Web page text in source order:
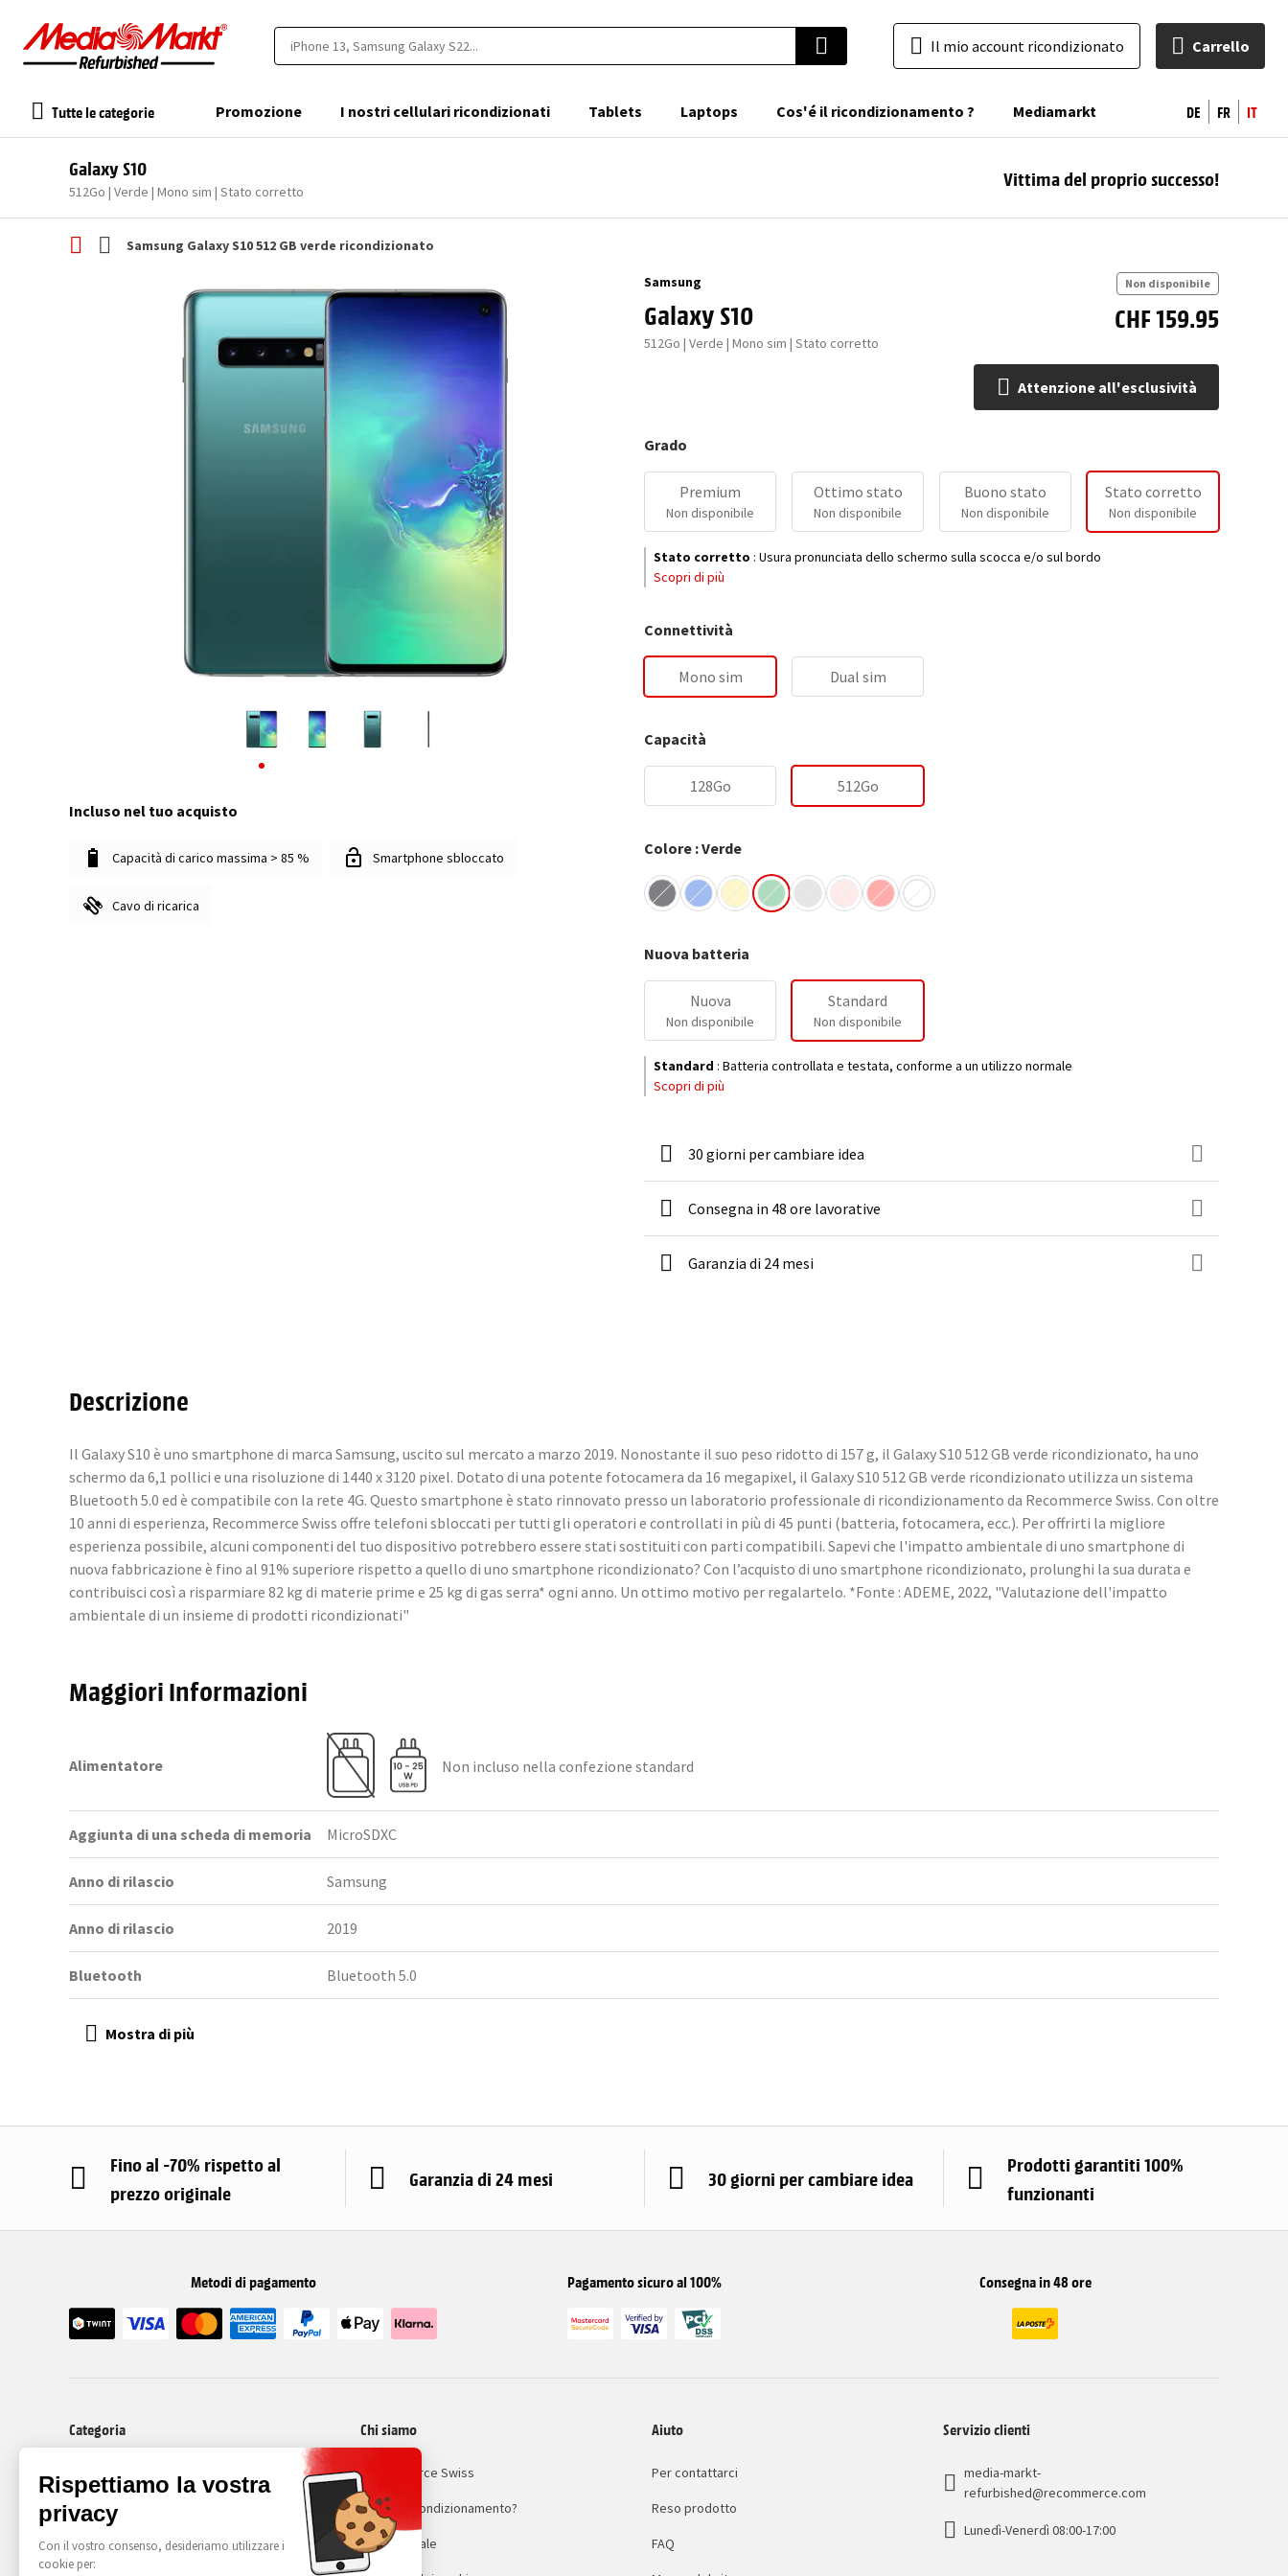
Il mio account ricondizionato Carrello
Tutte le categorie Promozione I nostri cellulari ricondizionati Tablets Laptops Cos'é il ricondizionamento ? Mediamarkt DE FR IT
Galaxy S10
512Go | Verde | Mono sim | Stato corretto
Vittima del proprio successo!
Samsung Galaxy S10 512 GB verde ricondizionato
Samsung
Galaxy S10
512Go | Verde | Mono sim | Stato corretto
Non disponibile
Incluso nel tuo acquisto
Capacità di carico massima > 85 % Smartphone sbloccato
Cavo di ricarica
CHF 159.95
Attenzione all'esclusività
Grado
Premium
Non disponibile
Ottimo stato
Non disponibile
Buono stato
Non disponibile
Stato corretto
Non disponibile
Stato corretto : Usura pronunciata dello schermo sulla scocca e/o sul bordo
Scopri di più
Connettività
Mono sim Dual sim
Capacità
128Go 512Go
Colore : Verde
Nuova batteria
Nuova
Non disponibile
Standard
Non disponibile
Standard : Batteria controllata e testata, conforme a un utilizzo normale
Scopri di più
30 giorni per cambiare idea
Consegna in 48 ore lavorative
Garanzia di 24 mesi
Descrizione
Il Galaxy S10 è uno smartphone di marca Samsung, uscito sul mercato a marzo 2019. Nonostante il suo peso ridotto di 157 g, il Galaxy S10 512 GB verde ricondizionato, ha uno
schermo da 6,1 pollici e una risoluzione di 1440 x 3120 pixel. Dotato di una potente fotocamera da 16 megapixel, il Galaxy S10 512 GB verde ricondizionato utilizza un sistema
Bluetooth 5.0 ed è compatibile con la rete 4G. Questo smartphone è stato rinnovato presso un laboratorio professionale di ricondizionamento da Recommerce Swiss. Con oltre
10 anni di esperienza, Recommerce Swiss offre telefoni sbloccati per tutti gli operatori e controllati in più di 45 punti (batteria, fotocamera, ecc.). Per offrirti la migliore
esperienza possibile, alcuni componenti del tuo dispositivo potrebbero essere stati sostituiti con parti compatibili. Sapevi che l'impatto ambientale di uno smartphone di
nuova fabbricazione è fino al 91% superiore rispetto a quello di uno smartphone ricondizionato? Con l’acquisto di uno smartphone ricondizionato, prolunghi la sua durata e
contribuisci così a risparmiare 82 kg di materie prime e 25 kg di gas serra* ogni anno. Un ottimo motivo per regalartelo. *Fonte : ADEME, 2022, "Valutazione dell'impatto
ambientale di un insieme di prodotti ricondizionati"
Maggiori Informazioni
Alimentatore Non incluso nella confezione standard
Aggiunta di una scheda di memoria MicroSDXC
Anno di rilascio Samsung
Anno di rilascio 2019
Bluetooth Bluetooth 5.0
Fino al -70% rispetto al
prezzo originale
Garanzia di 24 mesi 30 giorni per cambiare idea
Prodotti garantiti 100%
funzionanti
Metodi di pagamento Pagamento sicuro al 100% Consegna in 48 ore
Categoria
I nostri cellulari ricondizionati
Chi siamo
Recommerce Swiss
Cos'é il ricondizionamento?
Avviso legale
Aiuto
Per contattarci
Reso prodotto
FAQ
Servizio clienti
media-markt-
refurbished@recommerce.com
Lunedì-Venerdì 08:00-17:00